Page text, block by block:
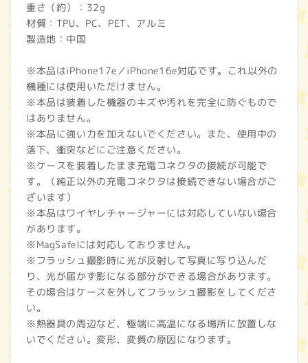
重さ（約）：32g
材質：TPU、PC、PET、アルミ
製造地：中国
※本品はiPhone17e／iPhone16e対応です。これ以外の
機種には使用いただけません。
※本品は装着した機器のキズや汚れを完全に防ぐもので
はありません。
※本品に強い力を加えないでください。また、使用中の
落下、衝突などにご注意ください。
※ケースを装着したまま充電コネクタの接続が可能で
す。（純正以外の充電コネクタは接続できない場合がご
ざいます）
※本品はワイヤレチャージャーには対応していない場合
があります。
※MagSafeには対応しておりません。
※フラッシュ撮影時に光が反射して写真に写り込んだ
り、光が届かず影になる部分ができる場合があります。
その場合はケースを外してフラッシュ撮影をしてくださ
い。
※熱器具の周辺など、極端に高温になる場所に放置しな
いでください。変形、変質の原因になります。